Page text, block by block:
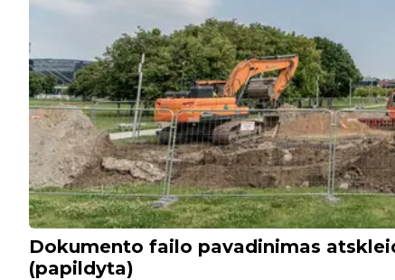
Dokumento failo pavadinimas
(papildyta)